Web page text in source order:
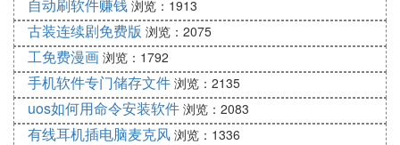
自动刷软件赚钱 浏览：1913
古装连续剧免费版 浏览：2075
工免费漫画 浏览：1792
手机软件专门储存文件 浏览：2135
uos如何用命令安装软件 浏览：2083
有线耳机插电脑麦克风 浏览：1336